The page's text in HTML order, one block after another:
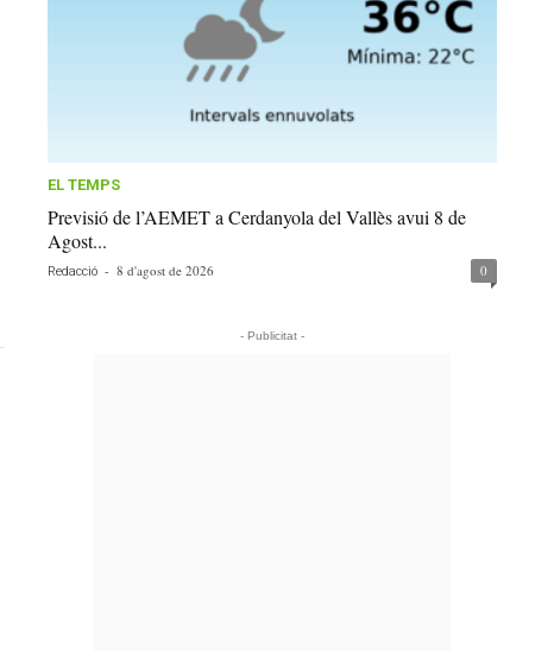
EL TEMPS
Previsió de l’AEMET a Cerdanyola del Vallès avui 8 de
Agost...
Redacció - 8 d'agost de 2026 0
- Publicitat -